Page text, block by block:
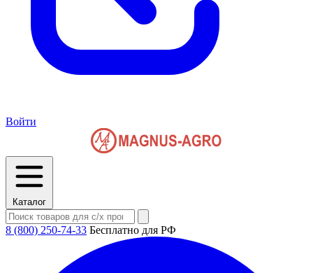
Войти
Каталог
8 (800) 250-74-33 Бесплатно для РФ